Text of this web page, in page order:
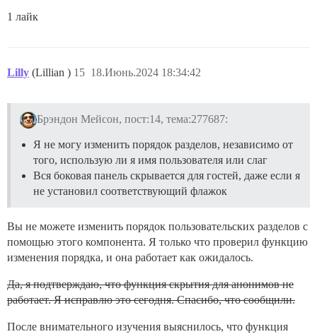
1 лайк
Lilly (Lillian ) 18.Июнь.2024 18:34:42
15
Брэндон Мейсон, пост:14, тема:277687:
Я не могу изменить порядок разделов, независимо от
того, использую ли я имя пользователя или слаг
Вся боковая панель скрывается для гостей, даже если я
не установил соответствующий флажок
Вы не можете изменить порядок пользовательских разделов с
помощью этого компонента. Я только что проверил функцию
изменения порядка, и она работает как ожидалось.
Да, я подтверждаю, что функция скрытия для анонимов не
работает. Я исправлю это сегодня. Спасибо, что сообщили.
После внимательного изучения выяснилось, что функция